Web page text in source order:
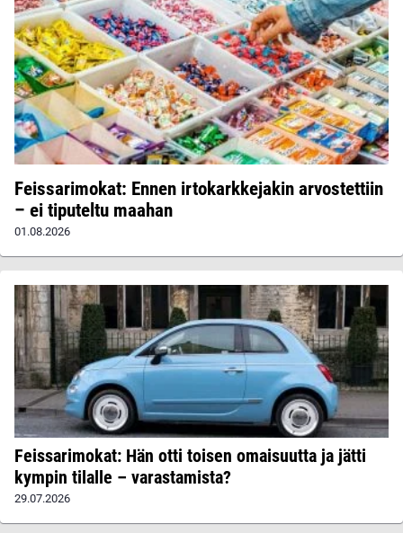
Feissarimokat: Ennen irtokarkkejakin arvostettiin
– ei tiputeltu maahan
01.08.2026
Feissarimokat: Hän otti toisen omaisuutta ja jätti
kympin tilalle – varastamista?
29.07.2026